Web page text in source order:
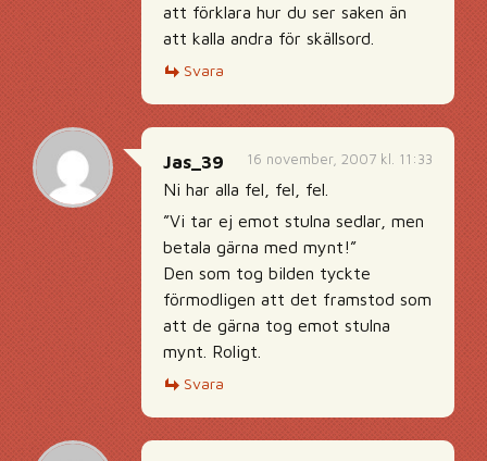
att förklara hur du ser saken än
att kalla andra för skällsord.
Svara
16 november, 2007 kl. 11:33
Jas_39
Ni har alla fel, fel, fel.
”Vi tar ej emot stulna sedlar, men
betala gärna med mynt!”
Den som tog bilden tyckte
förmodligen att det framstod som
att de gärna tog emot stulna
mynt. Roligt.
Svara